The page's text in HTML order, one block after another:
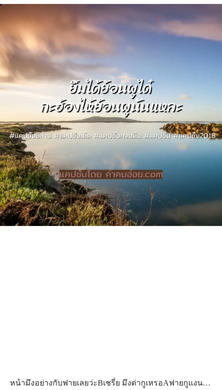
หน้ามึงอย่างกับฟายเลยว่ะBเชรี่ย มึงด่ากูเหรอAฟายกูแงน…